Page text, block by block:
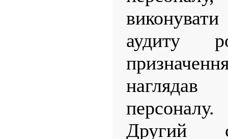
аудиту
персоналу.
Другий